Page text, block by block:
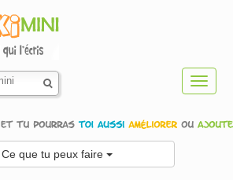
Ce que tu peux faire